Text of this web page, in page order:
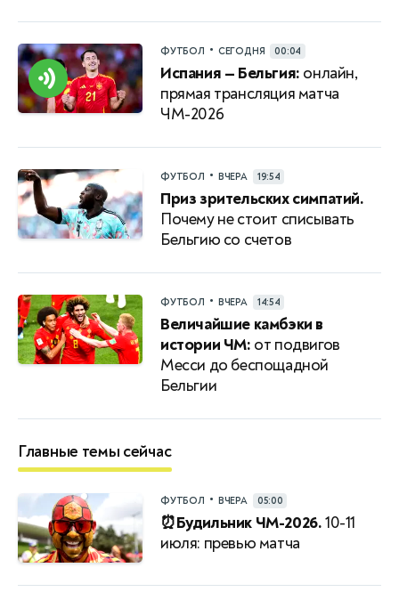
ФУТБОЛ • СЕГОДНЯ 00:04
Испания — Бельгия: онлайн,
прямая трансляция матча
ЧМ-2026
ФУТБОЛ • ВЧЕРА 19:54
Приз зрительских симпатий.
Почему не стоит списывать
Бельгию со счетов
ФУТБОЛ • ВЧЕРА 14:54
Величайшие камбэки в
истории ЧМ: от подвигов
Месси до беспощадной
Бельгии
Главные темы сейчас
ФУТБОЛ • ВЧЕРА 05:00
⏰Будильник ЧМ-2026.10-11
июля: превью матча